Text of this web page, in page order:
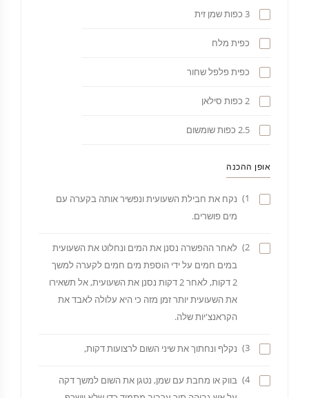
3 כפות שמן זית
כפית מלח
כפית פלפל שחור
2 כפות סילאן
2.5 כפות שומשום
אופן ההכנה
1)
נקח את חבילת השעועית ונפשיר אותה בקערה עם
מים פושרים.
2)
לאחר ההפשרה נסנן את המים ונחלוט את השעועית
במים חמים על ידי הוספת מים חמים לקערה למשך
2 דקות, לאחר 2 דקות נסנן את השעועית, אל תשאירו
את השעועית יותר זמן מזה כי היא עלולה לאבד את
הקראנצ'יות שלה.
3) נקלף ונחתוך את שיני השום לרצועות דקות,
4)
בווק או מחבת עם שמן, נטגן את השום למשך דקה